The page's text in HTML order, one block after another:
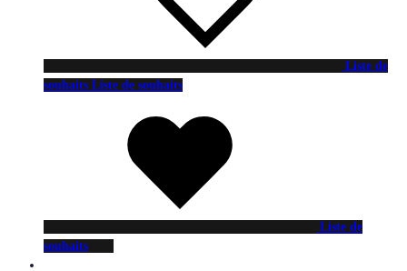
Liste de
souhaits Liste de souhaits
Liste de
souhaits